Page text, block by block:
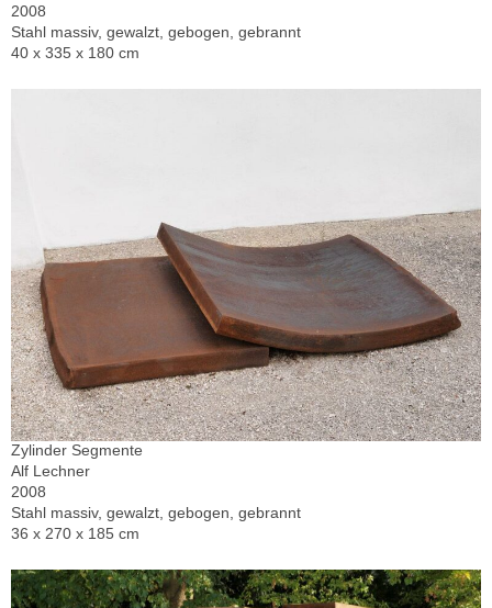
2008
Stahl massiv, gewalzt, gebogen, gebrannt
40 x 335 x 180 cm
Zylinder Segmente
Alf Lechner
2008
Stahl massiv, gewalzt, gebogen, gebrannt
36 x 270 x 185 cm